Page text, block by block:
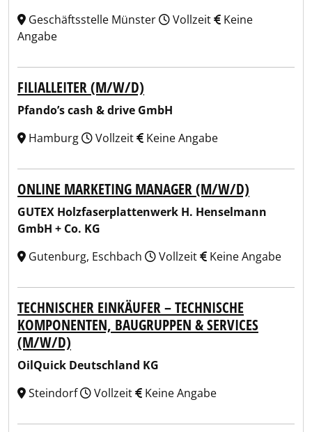
Geschäftsstelle Münster
Vollzeit
Keine
Angabe
FILIALLEITER (M/W/D)
Pfando’s cash & drive GmbH
Hamburg
Vollzeit Keine Angabe
ONLINE MARKETING MANAGER (M/W/D)
GUTEX Holzfaserplattenwerk H. Henselmann
GmbH + Co. KG
Gutenburg, Eschbach
Vollzeit Keine Angabe
TECHNISCHER EINKÄUFER – TECHNISCHE
KOMPONENTEN, BAUGRUPPEN & SERVICES
(M/W/D)
OilQuick Deutschland KG
Steindorf
Vollzeit Keine Angabe